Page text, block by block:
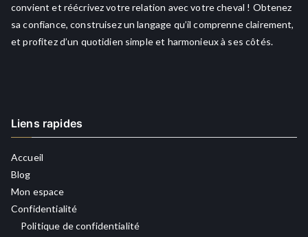
convient et réécrivez votre relation avec votre cheval ! Obtenez
sa confiance, construisez un langage qu’il comprenne clairement,
et profitez d’un quotidien simple et harmonieux à ses côtés.
Liens rapides
Accueil
Blog
Mon espace
Confidentialité
Politique de confidentialité